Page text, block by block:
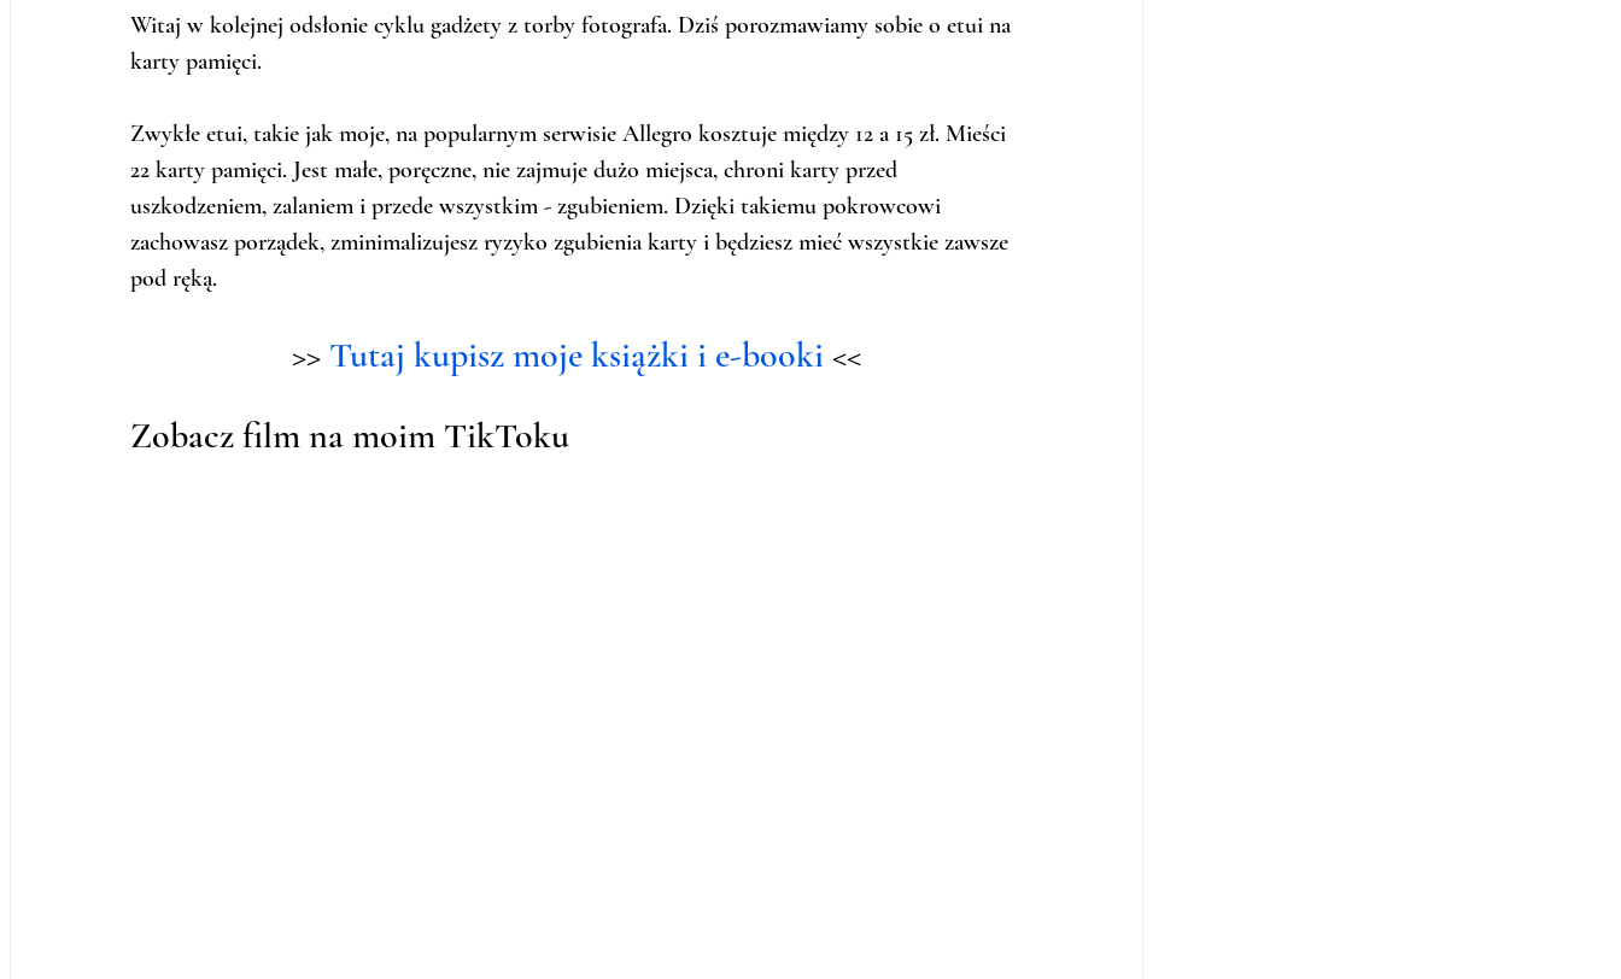
Witaj w kolejnej odsłonie cyklu gadżety z torby fotografa. Dziś porozmawiamy sobie o etui na
karty pamięci.
Zwykłe etui, takie jak moje, na popularnym serwisie Allegro kosztuje między 12 a 15 zł. Mieści
22 karty pamięci. Jest małe, poręczne, nie zajmuje dużo miejsca, chroni karty przed
uszkodzeniem, zalaniem i przede wszystkim - zgubieniem. Dzięki takiemu pokrowcowi
zachowasz porządek, zminimalizujesz ryzyko zgubienia karty i będziesz mieć wszystkie zawsze
pod ręką.
>> Tutaj kupisz moje książki i e-booki <<
Zobacz film na moim TikToku